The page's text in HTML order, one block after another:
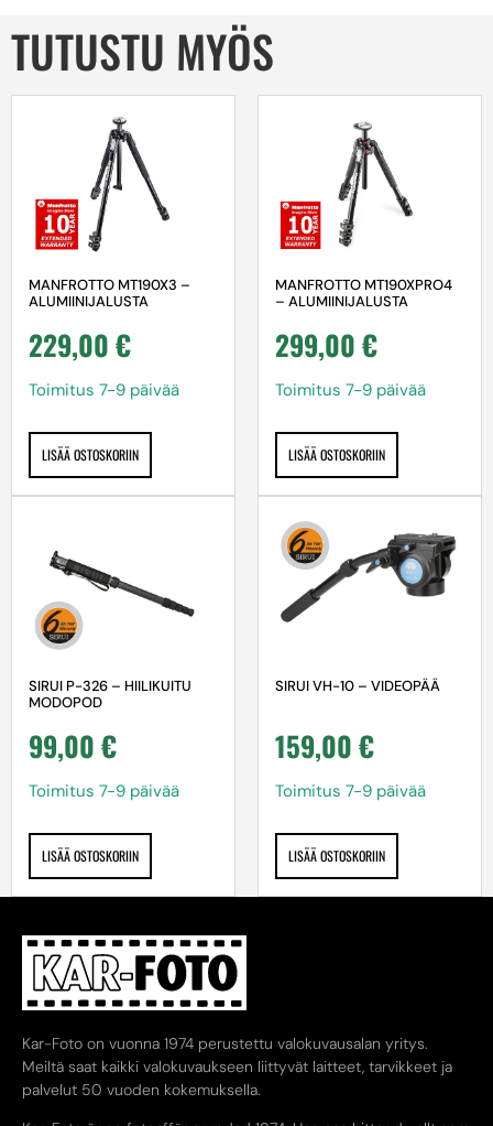
TUTUSTU MYÖS
MANFROTTO MT190X3 –
ALUMIINIJALUSTA
229,00€
Toimitus 7-9 päivää
LISÄÄ OSTOSKORIIN
MANFROTTO MT190XPRO4
– ALUMIINIJALUSTA
299,00€
Toimitus 7-9 päivää
LISÄÄ OSTOSKORIIN
SIRUI P-326 – HIILIKUITU
MODOPOD
99,00€
Toimitus 7-9 päivää
LISÄÄ OSTOSKORIIN
SIRUI VH-10 – VIDEOPÄÄ
159,00€
Toimitus 7-9 päivää
LISÄÄ OSTOSKORIIN
Kar-Foto on vuonna 1974 perustettu valokuvausalan yritys.
Meiltä saat kaikki valokuvaukseen liittyvät laitteet, tarvikkeet ja
palvelut 50 vuoden kokemuksella.